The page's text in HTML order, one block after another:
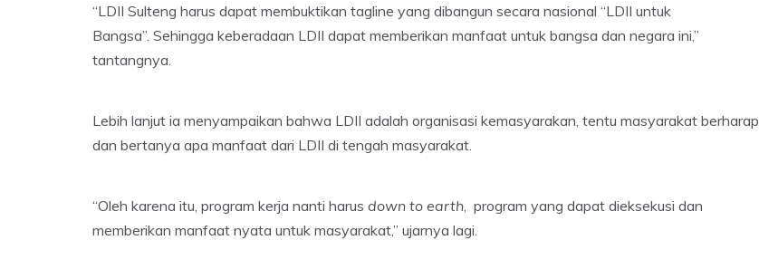
“LDII Sulteng harus dapat membuktikan tagline yang dibangun secara nasional “LDII untuk
Bangsa”. Sehingga keberadaan LDII dapat memberikan manfaat untuk bangsa dan negara ini,”
tantangnya.
Lebih lanjut ia menyampaikan bahwa LDII adalah organisasi kemasyarakan, tentu masyarakat berharap
dan bertanya apa manfaat dari LDII di tengah masyarakat.
“Oleh karena itu, program kerja nanti harus down to earth , program yang dapat dieksekusi dan
memberikan manfaat nyata untuk masyarakat,” ujarnya lagi.